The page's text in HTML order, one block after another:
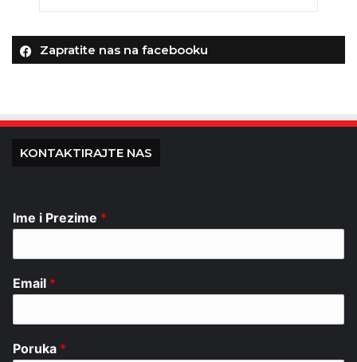
Zapratite nas na facebooku
KONTAKTIRAJTE NAS
Ime i Prezime *
Email *
Poruka *